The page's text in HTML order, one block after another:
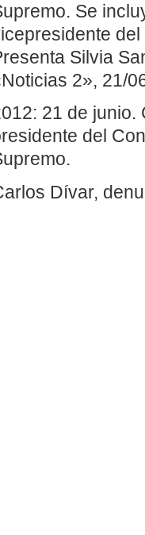
Se
Silvia
2», 21/
21 de junio.
del
Dívar,